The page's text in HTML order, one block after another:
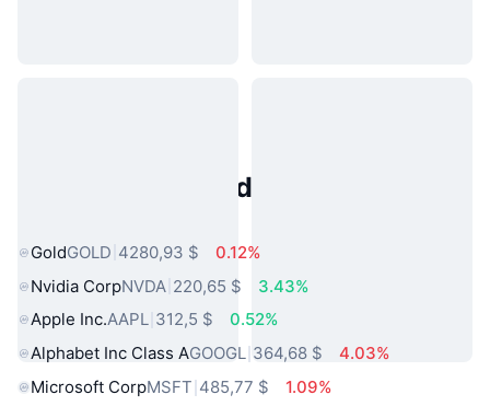
Activos del Mundo Real
GoldGOLD 4280,93 $
0.12%
Nvidia CorpNVDA 220,65 $
3.43%
Apple Inc.AAPL 312,5 $
0.52%
Alphabet Inc Class AGOOGL 364,68 $
4.03%
Microsoft CorpMSFT 485,77 $
1.09%